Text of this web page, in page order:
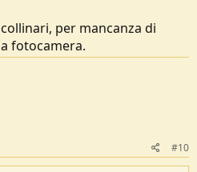
per mancanza di
fotocamera.
#10